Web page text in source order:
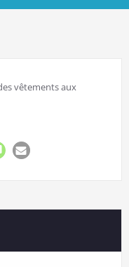
vêtements aux